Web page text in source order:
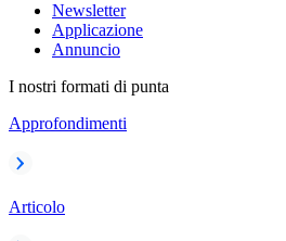
Newsletter
Applicazione
Annuncio
I nostri formati di punta
Approfondimenti
Articolo